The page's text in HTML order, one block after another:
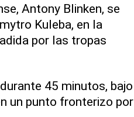
Antony Blinken, se
Kuleba, en la
por las tropas
45 minutos, bajo
un punto fronterizo por